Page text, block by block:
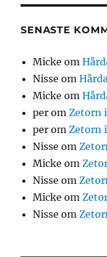
SENASTE
Micke om
Nisse om
Micke om
per omZetorn
per omZetorn
Nisse om
Micke om
Nisse om
Micke om
Nisse om